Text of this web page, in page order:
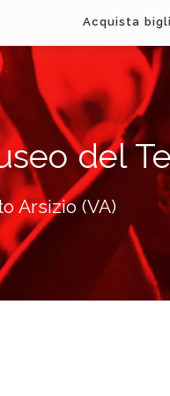
Acquista
del
Arsizio (VA)